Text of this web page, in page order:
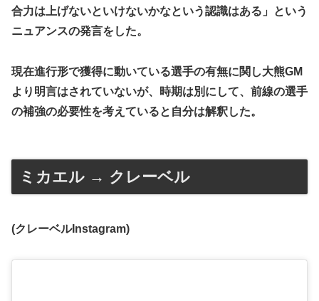
合力は上げないといけないかなという認識はある」という
ニュアンスの発言をした。
現在進行形で獲得に動いている選手の有無に関し大熊GM
より明言はされていないが、時期は別にして、前線の選手
の補強の必要性を考えていると自分は解釈した。
ミカエル → クレーベル
(クレーベルInstagram)